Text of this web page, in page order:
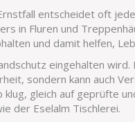
entscheidet oft
in Fluren und
und damit helfen,
eingehalten wird.
sondern kann auch
gleich auf geprüfte
der Eselalm Tischlerei.